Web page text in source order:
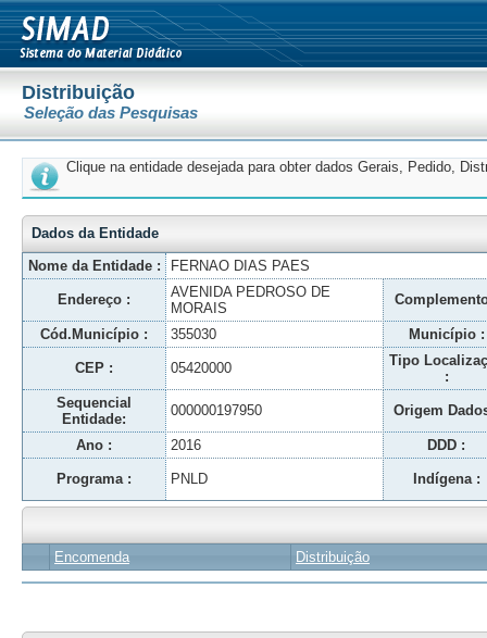
Distribuição
Seleção das Pesquisas
Clique na entidade desejada para obter dados Gerais, Pedido,
Dados da Entidade
Nome da Entidade :
FERNAO DIAS PAES
Endereço :
AVENIDA PEDROSO DE
MORAIS
Cód.Município : 355030 Município :
CEP : 05420000
Tipo
:
Sequencial
Entidade:
000000197950 Origem
Ano : 2016 DDD :
Programa : PNLD Indígena :
Encomenda Distribuição